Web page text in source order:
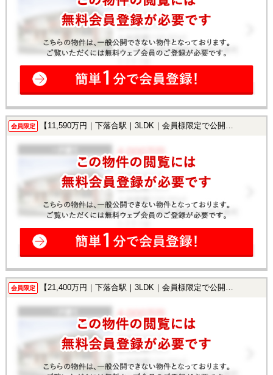
会員限定 【11,590万円｜下落合駅｜3LDK｜会員様限定で公開中！】
会員限定 【21,400万円｜下落合駅｜3LDK｜会員様限定で公開中！】